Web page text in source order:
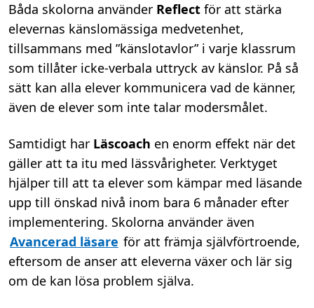
Båda skolorna använder Reflect för att stärka
elevernas känslomässiga medvetenhet,
tillsammans med ”känslotavlor” i varje klassrum
som tillåter icke-verbala uttryck av känslor. På så
sätt kan alla elever kommunicera vad de känner,
även de elever som inte talar modersmålet.
Samtidigt har Läscoach en enorm effekt när det
gäller att ta itu med lässvårigheter. Verktyget
hjälper till att ta elever som kämpar med läsande
upp till önskad nivå inom bara 6 månader efter
implementering. Skolorna använder även
Avancerad läsare för att främja självförtroende,
eftersom de anser att eleverna växer och lär sig
om de kan lösa problem själva.